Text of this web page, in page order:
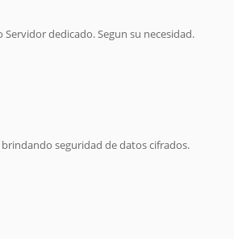
Servidor dedicado. Segun su necesidad.
brindando seguridad de datos cifrados.